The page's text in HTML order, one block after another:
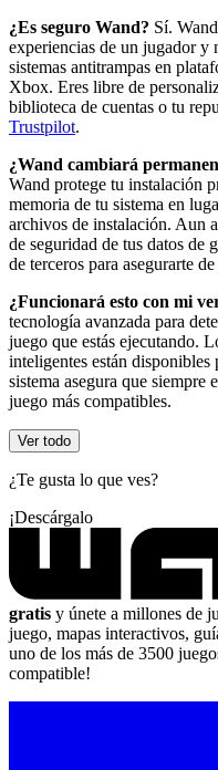
¿Es seguro Wand? Sí.
experiencias de un jugador y
sistemas antitrampas en
Xbox. Eres libre de
biblioteca de cuentas o tu
Trustpilot.
¿Wand cambiará
Wand protege tu instalación
memoria de tu sistema en
archivos de instalación. Aun
de seguridad de tus datos de
de terceros para asegurarte
¿Funcionará esto con mi
tecnología avanzada para
juego que estás ejecutando.
inteligentes están disponibles
sistema asegura que siempre
juego más compatibles.
Ver todo
¿Te gusta lo que ves?
¡Descárgalo
gratis y únete a millones de
juego, mapas interactivos,
uno de los más de 3500
compatible!